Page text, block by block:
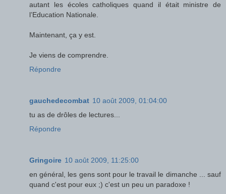
autant les écoles catholiques quand il était ministre de
l’Education Nationale.
Maintenant, ça y est.
Je viens de comprendre.
Répondre
gauchedecombat 10 août 2009, 01:04:00
tu as de drôles de lectures...
Répondre
Gringoire 10 août 2009, 11:25:00
en général, les gens sont pour le travail le dimanche ... sauf
quand c'est pour eux ;) c'est un peu un paradoxe !